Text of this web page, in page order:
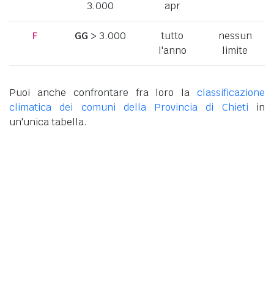
3.000
apr
F GG > 3.000
tutto
l'anno
nessun
limite
Puoi anche confrontare fra loro la classificazione
climatica dei comuni della Provincia di Chieti in
un'unica tabella.